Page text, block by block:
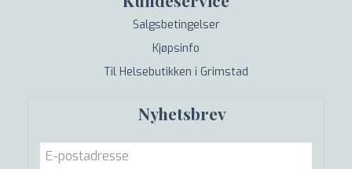
Salgsbetingelser
Kjøpsinfo
Til Helsebutikken i Grimstad
Nyhetsbrev